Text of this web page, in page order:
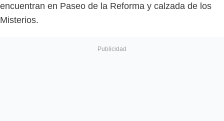
encuentran en Paseo de la Reforma y calzada de los
Misterios.